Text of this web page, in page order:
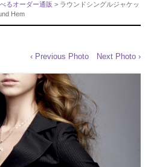
るオーダー通販 > ラウンドシングルジャケッ
Hem
‹ Previous Photo Next Photo ›